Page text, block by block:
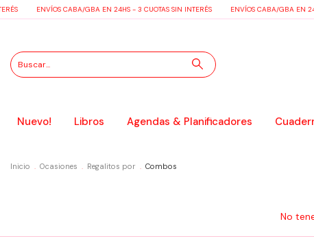
ENVÍOS CABA/GBA EN 24HS - 3 CUOTAS SIN INTERÉS ENVÍOS CABA/GBA EN
Nuevo! Libros Agendas & Planificadores
Inicio . Ocasiones . Regalitos por . Combos
No